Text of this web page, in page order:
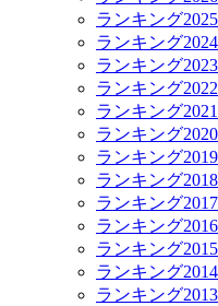
ランキング2025
ランキング2024
ランキング2023
ランキング2022
ランキング2021
ランキング2020
ランキング2019
ランキング2018
ランキング2017
ランキング2016
ランキング2015
ランキング2014
ランキング2013